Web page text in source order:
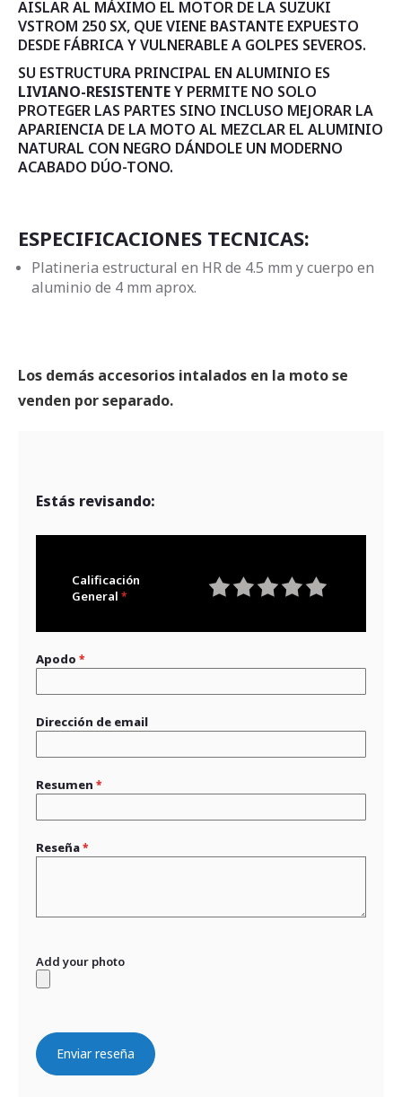
AISLAR AL MÁXIMO EL MOTOR DE LA SUZUKI
VSTROM 250 SX, QUE VIENE BASTANTE EXPUESTO
DESDE FÁBRICA Y VULNERABLE A GOLPES SEVEROS.
SU ESTRUCTURA PRINCIPAL EN ALUMINIO ES
LIVIANO-RESISTENTEY PERMITE NO SOLO
PROTEGER LAS PARTES SINO INCLUSO MEJORAR LA
APARIENCIA DE LA MOTO AL MEZCLAR EL ALUMINIO
NATURAL CON NEGRO DÁNDOLE UN MODERNO
ACABADO DÚO-TONO.
ESPECIFICACIONES TECNICAS:
Platineria estructural en HR de 4.5 mm y cuerpo en
aluminio de 4 mm aprox.
Los demás accesorios intalados en la moto se
venden por separado.
Estás revisando:
Calificación
General
Apodo
Dirección de email
Resumen
Reseña
Add your photo
Enviar reseña